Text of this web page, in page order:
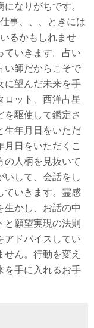
なりがちです。
事、、、ときには
るかもしれませ
ていきます。占い
い師だからこそで
に望んだ未来を手
ロット、西洋占星
を駆使して鑑定さ
生年月日をいただ
月日をいただくこ
の人柄を見抜いて
いして、会話をし
ていきます。霊感
生かし、お話の中
願望実現の法則
アドバイスしてい
ん。行動を変え
を手に入れるお手